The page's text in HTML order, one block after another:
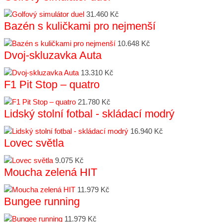
31.460 Kč
Bazén s kuličkami pro nejmenší
10.648 Kč
Dvoj-skluzavka Auta
13.310 Kč
F1 Pit Stop – quatro
21.780 Kč
Lidský stolní fotbal - skládací modrý
16.940 Kč
Lovec světla
9.075 Kč
Moucha zelená HIT
11.979 Kč
Bungee running
11.979 Kč